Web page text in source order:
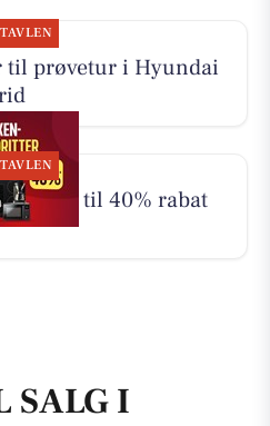
prøvetur i Hyundai
op til 40% rabat
SALG I